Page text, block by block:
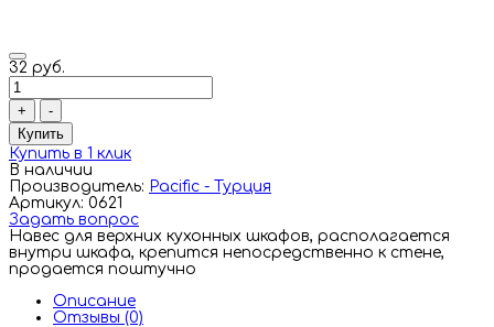
32 руб.
+
-
Купить
Купить в 1 клик
В наличии
Производитель: Pacific - Турция
Артикул: 0621
Задать вопрос
Навес для верхних кухонных шкафов, располагается
внутри шкафа, крепится непосредственно к стене,
продается поштучно
Описание
Отзывы (0)